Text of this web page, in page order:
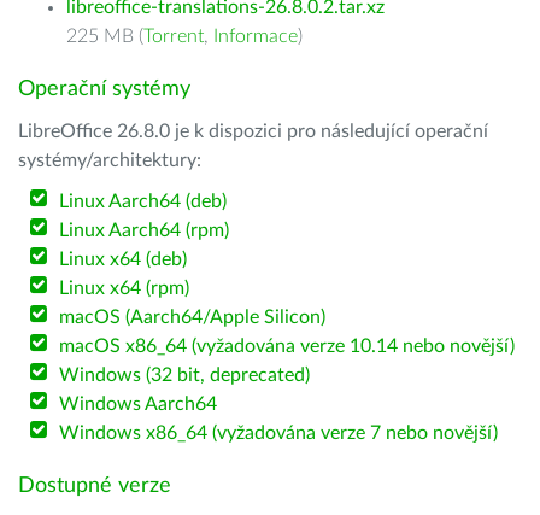
libreoffice-translations-26.8.0.2.tar.xz
225 MB (Torrent, Informace)
Operační systémy
LibreOffice 26.8.0 je k dispozici pro následující operační
systémy/architektury:
Linux Aarch64 (deb)
Linux Aarch64 (rpm)
Linux x64 (deb)
Linux x64 (rpm)
macOS (Aarch64/Apple Silicon)
macOS x86_64 (vyžadována verze 10.14 nebo novější)
Windows (32 bit, deprecated)
Windows Aarch64
Windows x86_64 (vyžadována verze 7 nebo novější)
Dostupné verze